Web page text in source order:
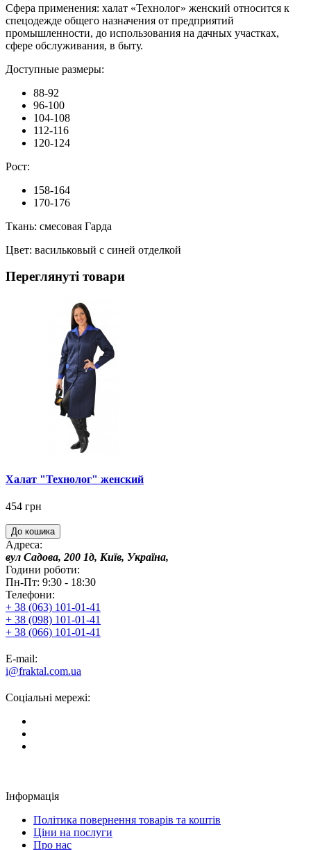
Сфера применения: халат «Технолог» женский относится к
спецодежде общего назначения от предприятий
промышленности, до использования на дачных участках,
сфере обслуживания, в быту.
Доступные размеры:
88-92
96-100
104-108
112-116
120-124
Рост:
158-164
170-176
Ткань: смесовая Гарда
Цвет: васильковый с синей отделкой
Переглянуті товари
Халат "Технолог" женский
454 грн
До кошика
Адреса:
вул Садова, 200 1д, Київ, Україна,
Години роботи:
Пн-Пт: 9:30 - 18:30
Телефони:
+ 38 (063) 101-01-41
+ 38 (098) 101-01-41
+ 38 (066) 101-01-41
E-mail:
i@fraktal.com.ua
Соціальні мережі:
Інформація
Політика повернення товарів та коштів
Ціни на послуги
Про нас